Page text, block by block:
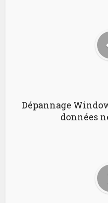
Dépannage
données